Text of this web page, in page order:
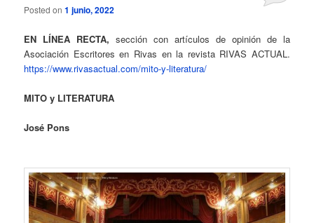
Posted on1 junio, 2022
EN LÍNEA RECTA,sección con artículos de opinión de la
Asociación Escritores en Rivas en la revista RIVAS ACTUAL.
https://www.rivasactual.com/mito-y-literatura/
MITO y LITERATURA
José Pons